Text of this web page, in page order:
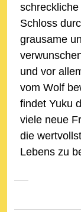
Schloss
grausame
und vor
vom Wolf
findet Yuku
viele neue
die
Lebens zu